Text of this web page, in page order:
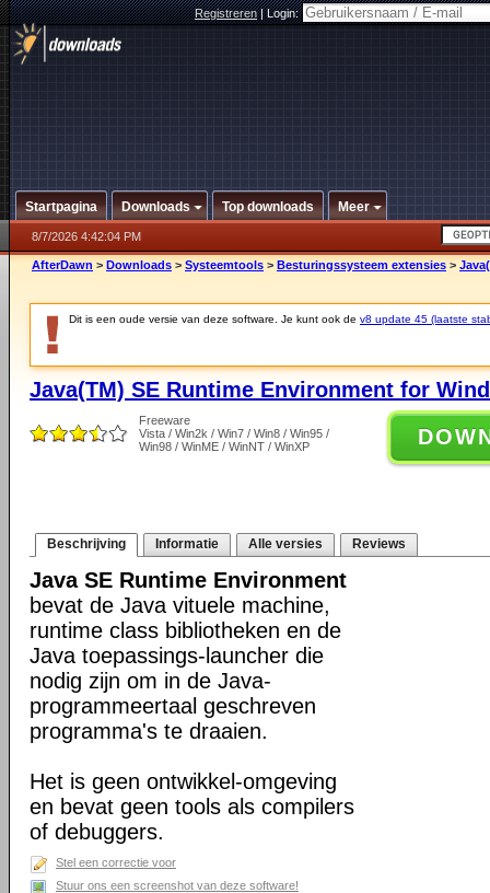
Registreren|Login:
Startpagina Downloads Top downloads Meer
8/7/2026 4:42:04 PM
AfterDawn > Downloads > Systeemtools > Besturingssysteem extensies >
Dit is een oude versie van deze software. Je kunt ook de v8 update 45 (laatste
Java(TM) SE Runtime Environment for
Freeware
Vista / Win2k / Win7 / Win8 / Win95 /
Win98 / WinME / WinNT / WinXP
Beschrijving Informatie Alle versies Reviews
Java SE Runtime Environment
bevat de Java vituele machine,
runtime class bibliotheken en de
Java toepassings-launcher die
nodig zijn om in de Java-
programmeertaal geschreven
programma's te draaien.
Het is geen ontwikkel-omgeving
en bevat geen tools als compilers
of debuggers.
Stel een correctie voor
Stuur ons een screenshot van deze software!